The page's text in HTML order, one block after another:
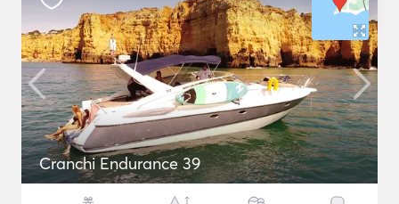
Cranchi Endurance 39